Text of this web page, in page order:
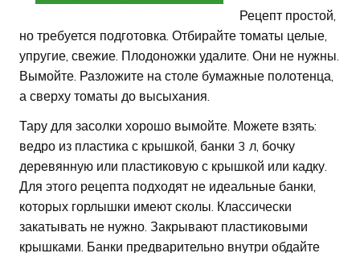
Рецепт простой,
но требуется подготовка. Отбирайте томаты целые,
упругие, свежие. Плодоножки удалите. Они не нужны.
Вымойте. Разложите на столе бумажные полотенца,
а сверху томаты до высыхания.
Тару для засолки хорошо вымойте. Можете взять:
ведро из пластика с крышкой, банки 3 л, бочку
деревянную или пластиковую с крышкой или кадку.
Для этого рецепта подходят не идеальные банки,
которых горлышки имеют сколы. Классически
закатывать не нужно. Закрывают пластиковыми
крышками. Банки предварительно внутри обдайте